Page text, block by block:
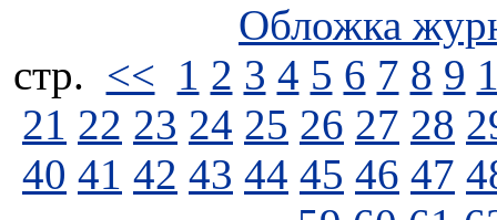
Обложка
стp. << 1 2 3 4 5 6 7 8 9
21 22 23 24 25 26 27 28
40 41 42 43 44 45 46 47